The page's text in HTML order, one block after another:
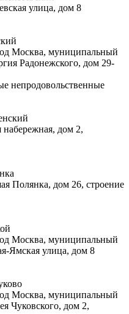
улица, дом 8
Москва, муниципальный
Радонежского, дом 29-
непродовольственные
дом 2,
Полянка, дом 26, строение
Москва, муниципальный
Ямская улица, дом 8
Москва, муниципальный
Чуковского, дом 2,